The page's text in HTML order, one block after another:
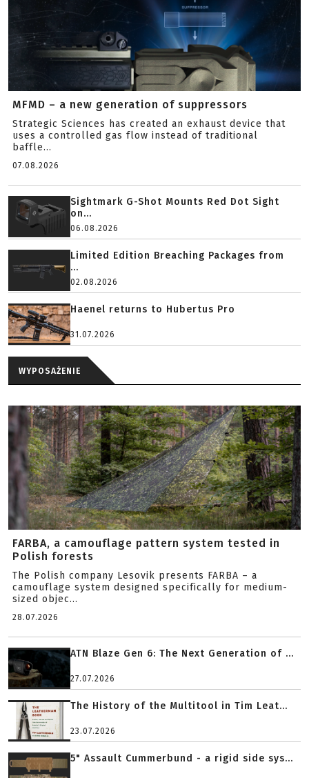
MFMD – a new generation of suppressors
Strategic Sciences has created an exhaust device that
uses a controlled gas flow instead of traditional
baffle...
07.08.2026
Sightmark G-Shot Mounts Red Dot Sight
on...
06.08.2026
Limited Edition Breaching Packages from
...
02.08.2026
Haenel returns to Hubertus Pro
31.07.2026
WYPOSAŻENIE
FARBA, a camouflage pattern system tested in
Polish forests
The Polish company Lesovik presents FARBA – a
camouflage system designed specifically for medium-
sized objec...
28.07.2026
ATN Blaze Gen 6: The Next Generation of ...
27.07.2026
The History of the Multitool in Tim Leat...
23.07.2026
5" Assault Cummerbund - a rigid side sys...